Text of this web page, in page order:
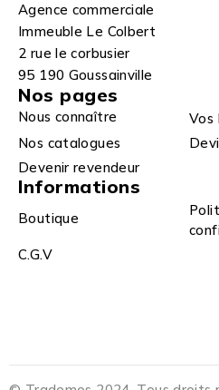
Agence commerciale
Immeuble Le Colbert
2 rue le corbusier
95 190 Goussainville
Nos pages
Nous connaître
Vos
Nos catalogues
Devenir revendeur
Informations
Boutique
C.G.V